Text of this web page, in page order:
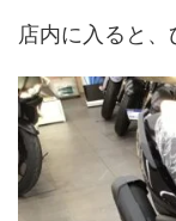
店内に入ると、